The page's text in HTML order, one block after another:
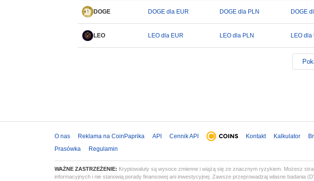
DOGE DOGE dla EUR DOGE dla PLN DOGE
LEO LEO dla EUR LEO dla PLN LEO dla
O nas Reklama na CoinPaprika API Cennik API Kontakt Kalkulator
Prasówka
Regulamin
WAŻNE ZASTRZEŻENIE: Kryptowaluty są wysoce zmienne i wiążą się ze znacznym ryzykiem. Możesz
informacyjnych i nie stanowią porady finansowej ani inwestycyjnej. Zawsze przeprowadzaj własne